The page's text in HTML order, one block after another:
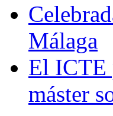
Málaga
El ICTE
máster